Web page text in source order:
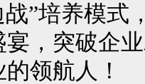
战”培养模
，突破企
领航人！